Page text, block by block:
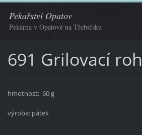
Pekařství Opatov
Pekárna v Opatově na Třebíčsku
691 Grilovací
hmotnost: 60 g
výroba: pátek